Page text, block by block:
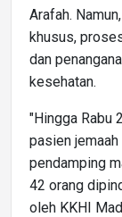
Arafah.
khusus,
dan
kesehatan.
"Hingga Rabu
pasien
pendamping
42 orang
oleh KKHI